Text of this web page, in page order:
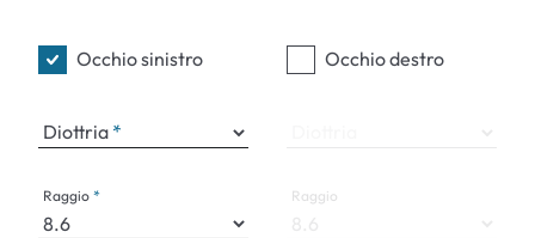
Occhio sinistro
Diottria
Raggio
Occhio destro
Raggio